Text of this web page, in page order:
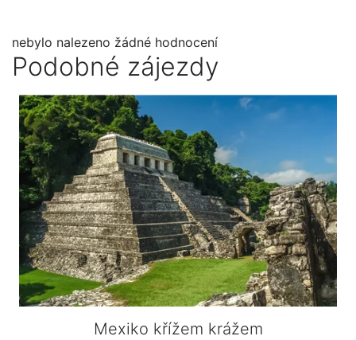
nebylo nalezeno žádné hodnocení
Podobné zájezdy
Mexiko křížem krážem